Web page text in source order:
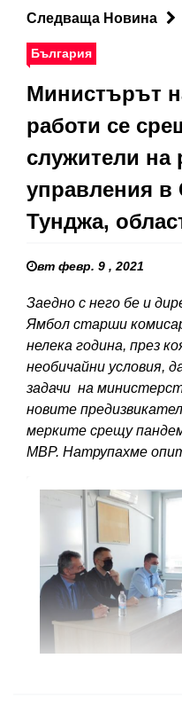
Следваща Новина
България
Министърът
работи се
служители на
управления в
Тунджа,
вт февр. 9 , 2021
Заедно с него бе и
Ямбол старши
нелека година, през
необичайни условия,
задачи на
новите
мерките срещу
МВР. Натрупахме